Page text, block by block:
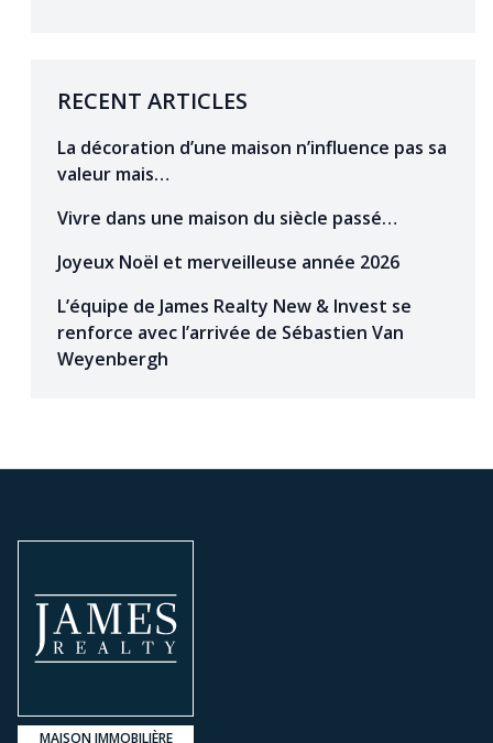
RECENT ARTICLES
La décoration d’une maison n’influence pas sa
valeur mais…
Vivre dans une maison du siècle passé…
Joyeux Noël et merveilleuse année 2026
L’équipe de James Realty New & Invest se
renforce avec l’arrivée de Sébastien Van
Weyenbergh
MAISON IMMOBILIÈRE